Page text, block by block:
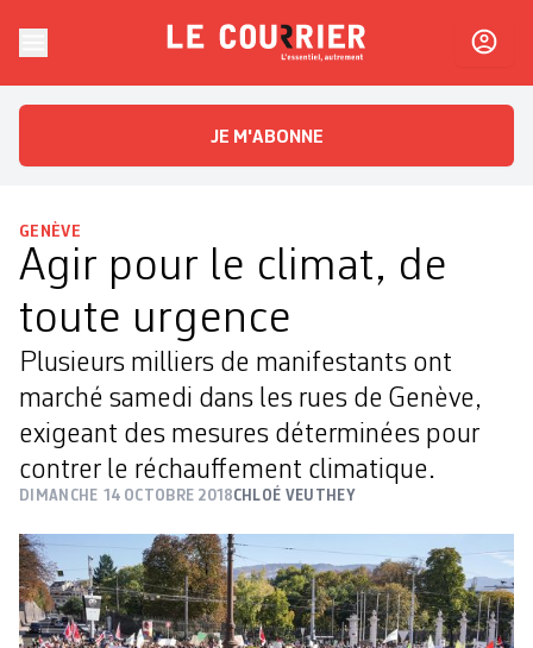
Le CourrierL'essentiel, autrement
JE M'ABONNE
GENÈVE
Agir pour le climat, de
toute urgence
Plusieurs milliers de manifestants ont
marché samedi dans les rues de Genève,
exigeant des mesures déterminées pour
contrer le réchauffement climatique.
DIMANCHE 14 OCTOBRE 2018CHLOÉ VEUTHEY